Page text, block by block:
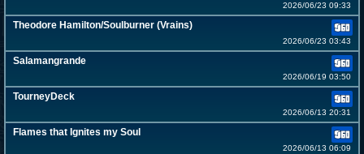
2026/06/23 09:33
Theodore Hamilton/Soulburner (Vrains)
2026/06/23 03:43
Salamangrande
2026/06/19 03:50
TourneyDeck
2026/06/13 20:31
Flames that Ignites my Soul
2026/06/13 06:09